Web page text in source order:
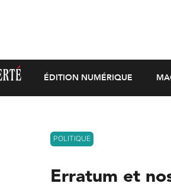
ÉDITION NUMÉRIQUE
POLITIQUE
Erratum et